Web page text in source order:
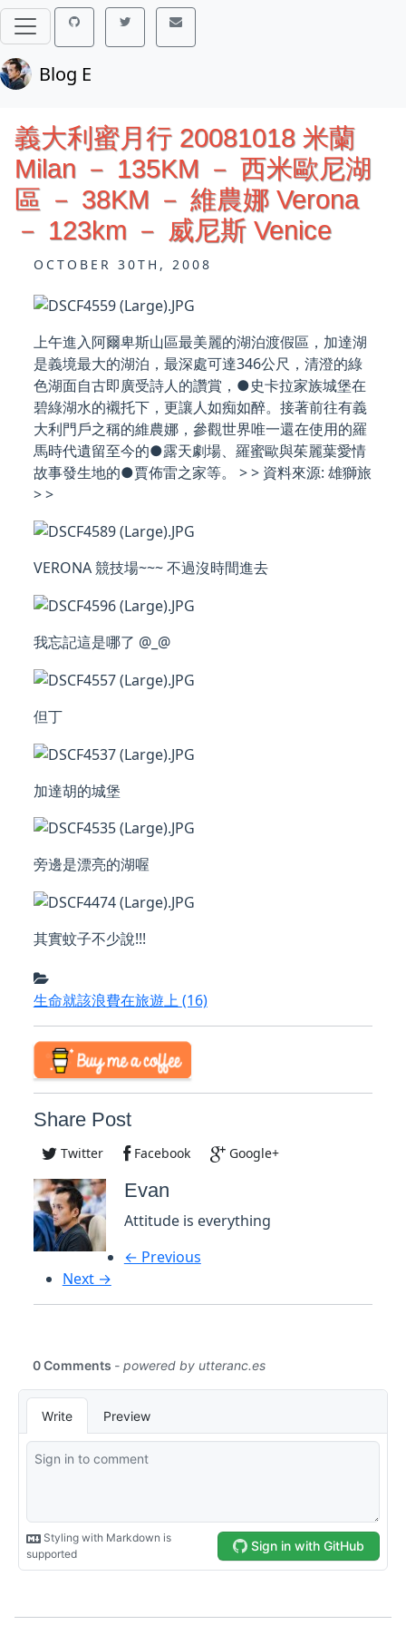
Blog E
義大利蜜月行 20081018 米蘭
Milan － 135KM － 西米歐尼湖
區 － 38KM － 維農娜 Verona
－ 123km － 威尼斯 Venice
OCTOBER 30TH, 2008
上午進入阿爾卑斯山區最美麗的湖泊渡假區，加達湖
是義境最大的湖泊，最深處可達346公尺，清澄的綠
色湖面自古即廣受詩人的讚賞，●史卡拉家族城堡在
碧綠湖水的襯托下，更讓人如痴如醉。接著前往有義
大利門戶之稱的維農娜，參觀世界唯一還在使用的羅
馬時代遺留至今的●露天劇場、羅蜜歐與茱麗葉愛情
故事發生地的●賈佈雷之家等。 > > 資料來源: 雄獅旅
> >
VERONA 競技場~~~ 不過沒時間進去
我忘記這是哪了 @_@
但丁
加達胡的城堡
旁邊是漂亮的湖喔
其實蚊子不少說!!!
生命就該浪費在旅遊上(16)
Share Post
Twitter Facebook Google+
Evan
Attitude is everything
← Previous
Next →